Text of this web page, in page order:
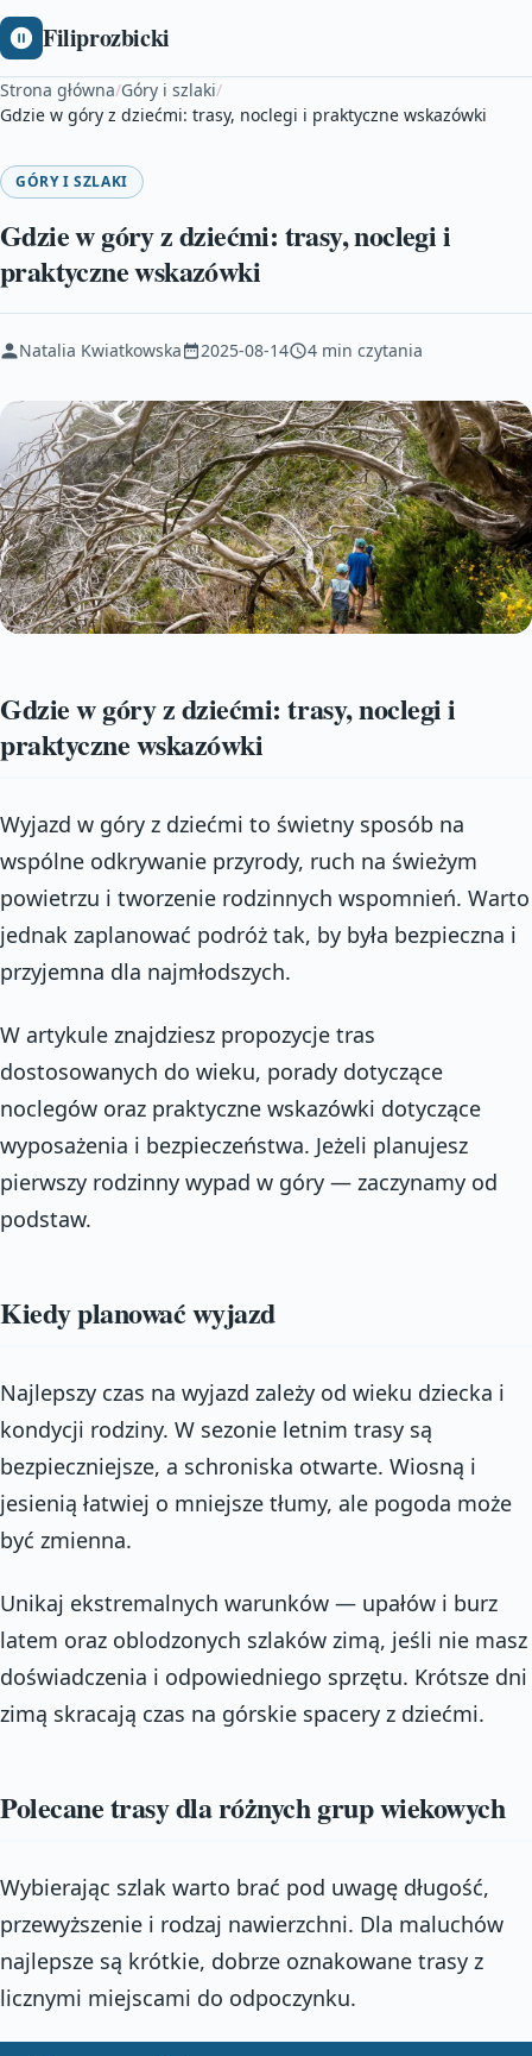
Filiprozbicki
Strona główna/Góry i szlaki/
Gdzie w góry z dziećmi: trasy, noclegi i praktyczne wskazówki
GÓRY I SZLAKI
Gdzie w góry z dziećmi: trasy, noclegi i
praktyczne wskazówki
Natalia Kwiatkowska 2025-08-14 4 min czytania
Gdzie w góry z dziećmi: trasy, noclegi i
praktyczne wskazówki
Wyjazd w góry z dziećmi to świetny sposób na
wspólne odkrywanie przyrody, ruch na świeżym
powietrzu i tworzenie rodzinnych wspomnień. Warto
jednak zaplanować podróż tak, by była bezpieczna i
przyjemna dla najmłodszych.
W artykule znajdziesz propozycje tras
dostosowanych do wieku, porady dotyczące
noclegów oraz praktyczne wskazówki dotyczące
wyposażenia i bezpieczeństwa. Jeżeli planujesz
pierwszy rodzinny wypad w góry — zaczynamy od
podstaw.
Kiedy planować wyjazd
Najlepszy czas na wyjazd zależy od wieku dziecka i
kondycji rodziny. W sezonie letnim trasy są
bezpieczniejsze, a schroniska otwarte. Wiosną i
jesienią łatwiej o mniejsze tłumy, ale pogoda może
być zmienna.
Unikaj ekstremalnych warunków — upałów i burz
latem oraz oblodzonych szlaków zimą, jeśli nie masz
doświadczenia i odpowiedniego sprzętu. Krótsze dni
zimą skracają czas na górskie spacery z dziećmi.
Polecane trasy dla różnych grup wiekowych
Wybierając szlak warto brać pod uwagę długość,
przewyższenie i rodzaj nawierzchni. Dla maluchów
najlepsze są krótkie, dobrze oznakowane trasy z
licznymi miejscami do odpoczynku.